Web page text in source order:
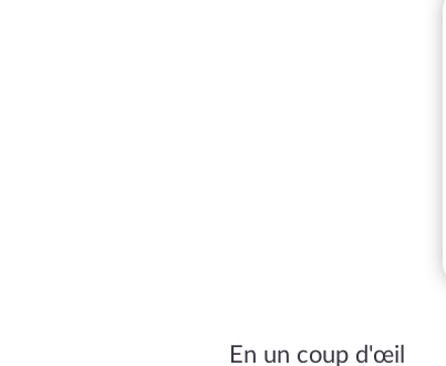
En un coup d'œil